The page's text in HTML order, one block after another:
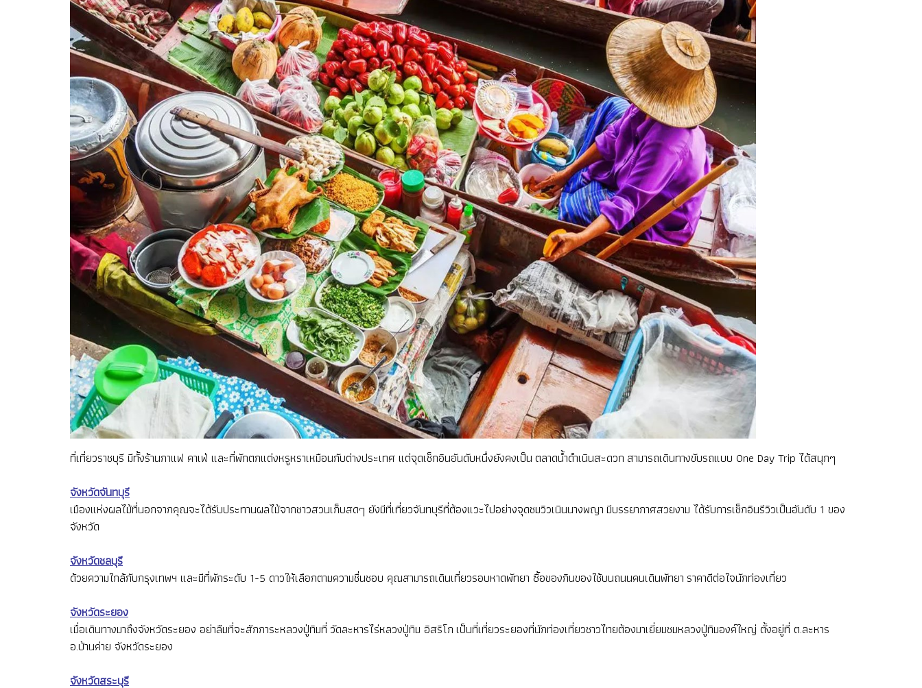
ที่เที่ยวราชบุรี มีทั้งร้านกาแฟ คาเฟ่ และที่พักตกแต่งหรูหราเหมือนกับต่างประเทศ แต่จุดเช็กอินอันดับหนึ่งยังคงเป็น ตลาดน้ำดำเนินสะดวก สามารถเดินทางขับรถแบบ One Day Trip ได้สนุกๆ
จังหวัดจันทบุรี
เมืองแห่งผลไม้ที่นอกจากคุณจะได้รับประทานผลไม้จากชาวสวนเก็บสดๆ ยังมีที่เที่ยวจันทบุรีที่ต้องแวะไปอย่างจุดชมวิวเนินนางพญา มีบรรยากาศสวยงาม ได้รับการเช็กอินรีวิวเป็นอันดับ 1 ของ
จังหวัด
จังหวัดชลบุรี
ด้วยความใกล้กับกรุงเทพฯ และมีที่พักระดับ 1-5 ดาวให้เลือกตามความชื่นชอบ คุณสามารถเดินเที่ยวรอบหาดพัทยา ซื้อของกินของใช้บนถนนคนเดินพัทยา ราคาดีต่อใจนักท่องเที่ยว
จังหวัดระยอง
เมื่อเดินทางมาถึงจังหวัดระยอง อย่าลืมที่จะสักการะหลวงปู่ทิมที่ วัดละหารไร่หลวงปู่ทิม อิสริโก เป็นที่เที่ยวระยองที่นักท่องเที่ยวชาวไทยต้องมาเยี่ยมชมหลวงปู่ทิมองค์ใหญ่ ตั้งอยู่ที่ ต.ละหาร
อ.บ้านค่าย จังหวัดระยอง
จังหวัดสระบุรี